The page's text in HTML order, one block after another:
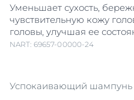
Уменьшает сухость,
чувствительную кожу
головы, улучшая ее
NART: 69657-00000-24
Успокаивающий шампунь